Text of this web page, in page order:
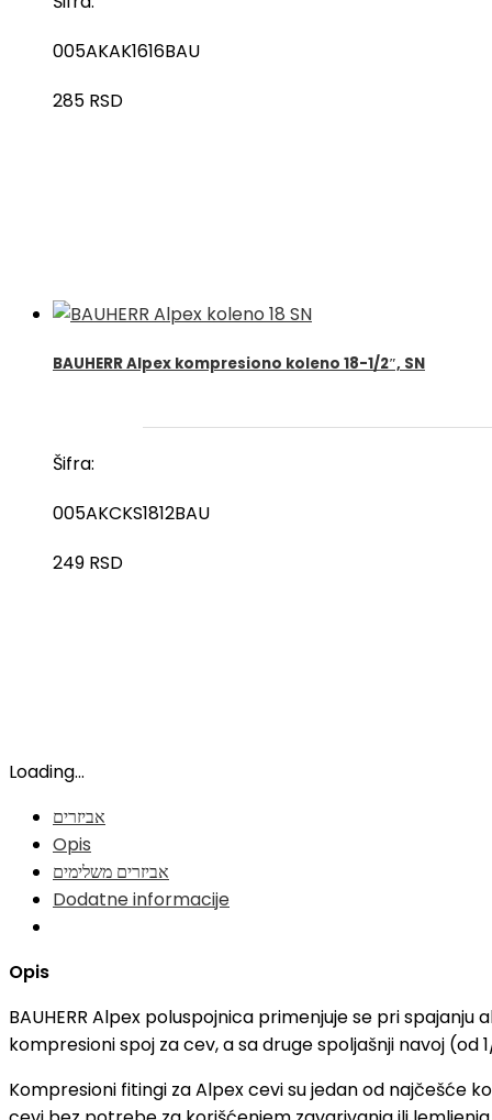
005AKAK1616BAU
285 RSD
BAUHERR Alpex kompresiono koleno 18-1/2″, SN
Šifra:
005AKCKS1812BAU
249 RSD
Loading...
אביזרים
Opis
אביזרים משלימים
Dodatne informacije
Opis
BAUHERR Alpex poluspojnica primenjuje se pri
kompresioni spoj za cev, a sa druge spoljašnji navoj (od
Kompresioni fitingi za Alpex cevi su jedan od najčešće